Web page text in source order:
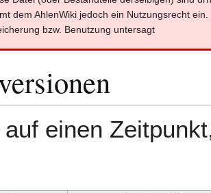
dem AhlenWiki jedoch ein Nutzungsrecht
bzw. Benutzung untersagt
einen